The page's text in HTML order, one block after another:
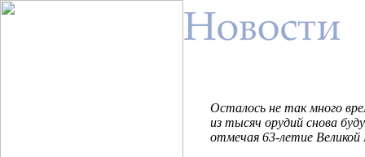
Осталось не так много
из тысяч орудий снова
отмечая 63-летие